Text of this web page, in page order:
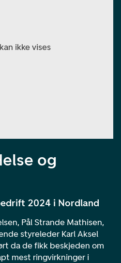
og
2024 i Nordland
Pål Strande Mathisen,
styreleder Karl Aksel
da de fikk beskjeden om
mest ringvirkninger i